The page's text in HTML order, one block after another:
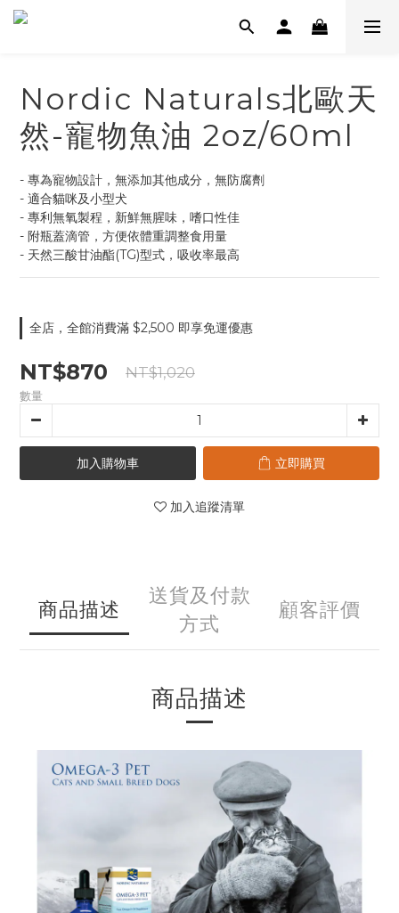
Nordic Naturals北歐天
然-寵物魚油 2oz/60ml
- 專為寵物設計，無添加其他成分，無防腐劑
- 適合貓咪及小型犬
- 專利無氧製程，新鮮無腥味，嗜口性佳
- 附瓶蓋滴管，方便依體重調整食用量
- 天然三酸甘油酯(TG)型式，吸收率最高
全店，全館消費滿 $2,500 即享免運優惠
NT$870 NT$1,020
數量
加入購物車 立即購買
加入追蹤清單
商品描述
送貨及付款
方式
顧客評價
商品描述